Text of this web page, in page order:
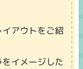
アウトをご紹
イメージした